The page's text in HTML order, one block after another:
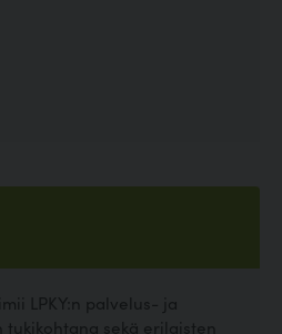
LPKY:n palvelus- ja
tukikohtana sekä erilaisten